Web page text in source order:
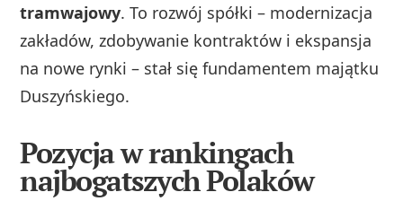
tramwajowy. To rozwój spółki – modernizacja
zakładów, zdobywanie kontraktów i ekspansja
na nowe rynki – stał się fundamentem majątku
Duszyńskiego.
Pozycja w rankingach
najbogatszych Polaków